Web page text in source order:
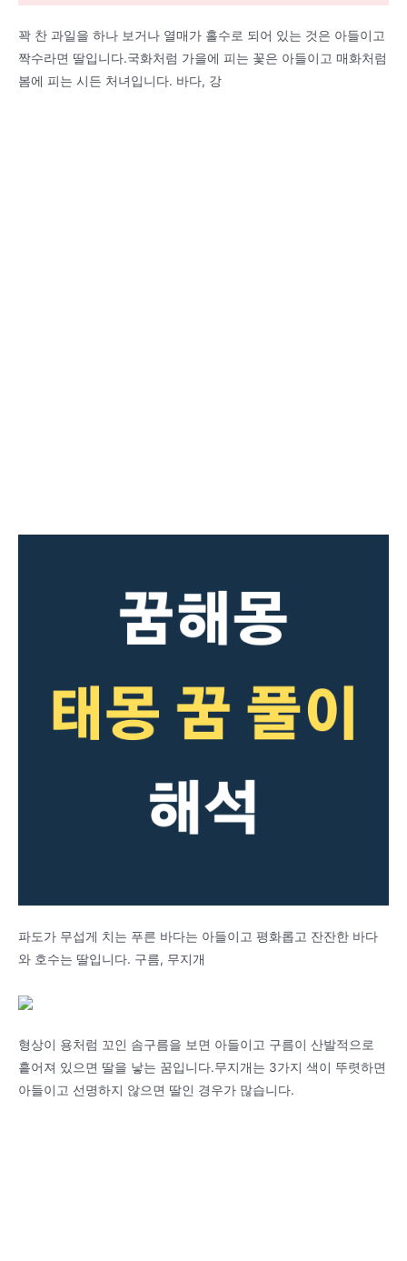
꽉 찬 과일을 하나 보거나 열매가 홀수로 되어 있는 것은 아들이고
짝수라면 딸입니다.국화처럼 가을에 피는 꽃은 아들이고 매화처럼
봄에 피는 시든 처녀입니다. 바다, 강
파도가 무섭게 치는 푸른 바다는 아들이고 평화롭고 잔잔한 바다
와 호수는 딸입니다. 구름, 무지개
형상이 용처럼 꼬인 솜구름을 보면 아들이고 구름이 산발적으로
흩어져 있으면 딸을 낳는 꿈입니다.무지개는 3가지 색이 뚜렷하면
아들이고 선명하지 않으면 딸인 경우가 많습니다.